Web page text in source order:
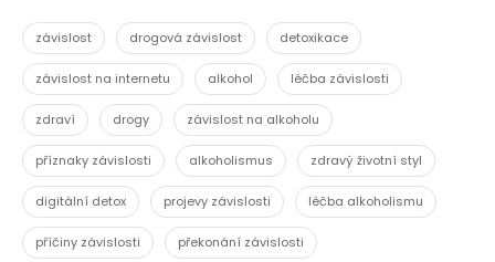
závislost drogová závislost detoxikace
závislost na internetu alkohol léčba závislosti
zdraví drogy závislost na alkoholu
příznaky závislosti alkoholismus zdravý životní styl
digitální detox projevy závislosti léčba alkoholismu
příčiny závislosti překonání závislosti